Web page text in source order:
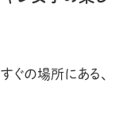
ぐの場所にある、